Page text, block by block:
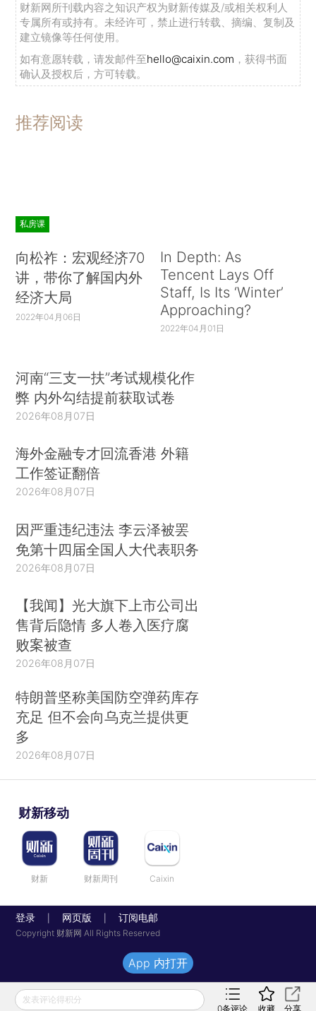
财新网所刊载内容之知识产权为财新传媒及/或相关权利人
专属所有或持有。未经许可，禁止进行转载、摘编、复制及
建立镜像等任何使用。
如有意愿转载，请发邮件至hello@caixin.com ，获得书面
确认及授权后，方可转载。
推荐阅读
私房课
向松祚：宏观经济70
讲，带你了解国内外
经济大局
2022年04月06日
In Depth: As
Tencent Lays Off
Staff, Is Its ‘Winter’
Approaching?
2022年04月01日
河南“三支一扶”考试规模化作
弊 内外勾结提前获取试卷
2026年08月07日
海外金融专才回流香港 外籍
工作签证翻倍
2026年08月07日
因严重违纪违法 李云泽被罢
免第十四届全国人大代表职务
2026年08月07日
【我闻】光大旗下上市公司出
售背后隐情 多人卷入医疗腐
败案被查
2026年08月07日
特朗普坚称美国防空弹药库存
充足 但不会向乌克兰提供更
多
2026年08月07日
财新移动
财新 财新周刊 Caixin
登录 网页版 订阅电邮
Copyright 财新网 All Rights Reserved
发表评论得积分
0条评论 收藏 分享
App 内打开